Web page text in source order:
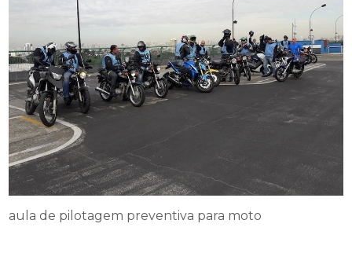
aula de pilotagem preventiva para moto